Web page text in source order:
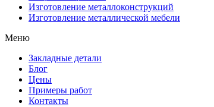
Изготовление металлоконструкций
Изготовление металлической мебели
Меню
Закладные детали
Блог
Цены
Примеры работ
Контакты